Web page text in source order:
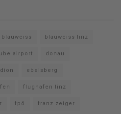
blauweiss blauweiss linz
airport donau
ebelsberg
flughafen linz
fpö franz zeiger